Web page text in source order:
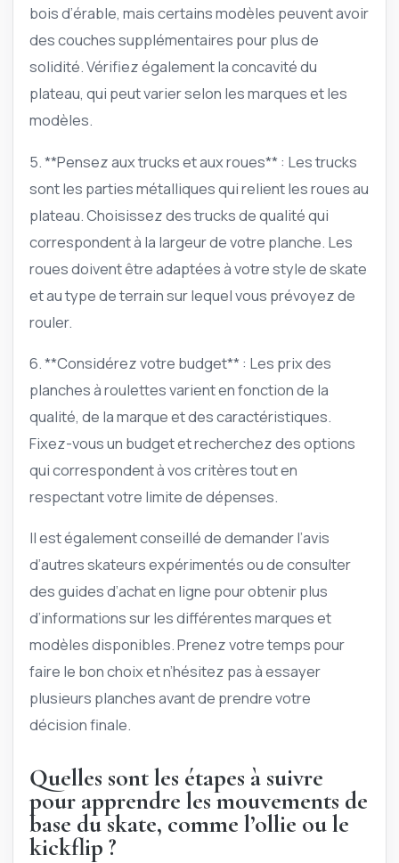
bois d’érable, mais certains modèles peuvent avoir
des couches supplémentaires pour plus de
solidité. Vérifiez également la concavité du
plateau, qui peut varier selon les marques et les
modèles.
5. **Pensez aux trucks et aux roues** : Les trucks
sont les parties métalliques qui relient les roues au
plateau. Choisissez des trucks de qualité qui
correspondent à la largeur de votre planche. Les
roues doivent être adaptées à votre style de skate
et au type de terrain sur lequel vous prévoyez de
rouler.
6. **Considérez votre budget** : Les prix des
planches à roulettes varient en fonction de la
qualité, de la marque et des caractéristiques.
Fixez-vous un budget et recherchez des options
qui correspondent à vos critères tout en
respectant votre limite de dépenses.
Il est également conseillé de demander l’avis
d’autres skateurs expérimentés ou de consulter
des guides d’achat en ligne pour obtenir plus
d’informations sur les différentes marques et
modèles disponibles. Prenez votre temps pour
faire le bon choix et n’hésitez pas à essayer
plusieurs planches avant de prendre votre
décision finale.
Quelles sont les étapes à suivre
pour apprendre les mouvements de
base du skate, comme l’ollie ou le
kickflip ?